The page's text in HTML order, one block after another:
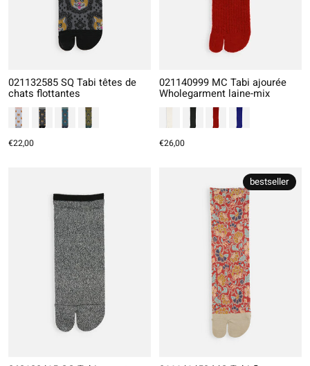
021132585 SQ Tabi têtes de
chats flottantes
€22,00
021140999 MC Tabi ajourée
Wholegarment laine-mix
€26,00
bestseller